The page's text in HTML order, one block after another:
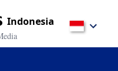
Indonesia